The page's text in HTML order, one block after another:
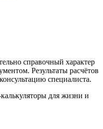
справочный характер
Результаты расчётов
специалиста.
для жизни и